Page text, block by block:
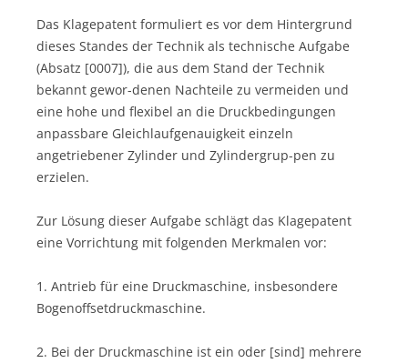
Das Klagepatent formuliert es vor dem Hintergrund
dieses Standes der Technik als technische Aufgabe
(Absatz [0007]), die aus dem Stand der Technik
bekannt gewor-denen Nachteile zu vermeiden und
eine hohe und flexibel an die Druckbedingungen
anpassbare Gleichlaufgenauigkeit einzeln
angetriebener Zylinder und Zylindergrup-pen zu
erzielen.
Zur Lösung dieser Aufgabe schlägt das Klagepatent
eine Vorrichtung mit folgenden Merkmalen vor:
1. Antrieb für eine Druckmaschine, insbesondere
Bogenoffsetdruckmaschine.
2. Bei der Druckmaschine ist ein oder [sind] mehrere